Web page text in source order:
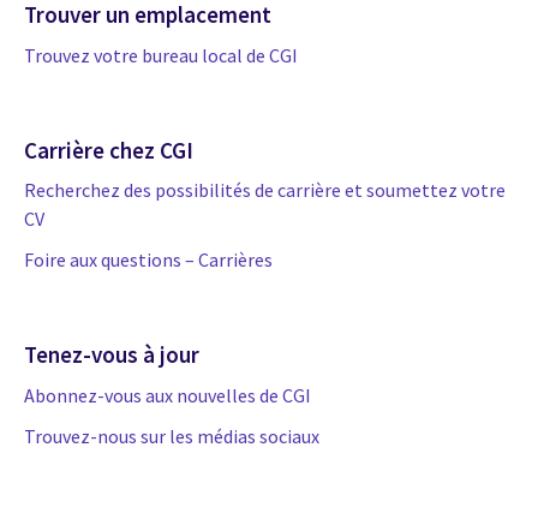
Trouver un emplacement
Trouvez votre bureau local de CGI
Carrière chez CGI
Recherchez des possibilités de carrière et soumettez votre
CV
Foire aux questions – Carrières
Tenez-vous à jour
Abonnez-vous aux nouvelles de CGI
Trouvez-nous sur les médias sociaux